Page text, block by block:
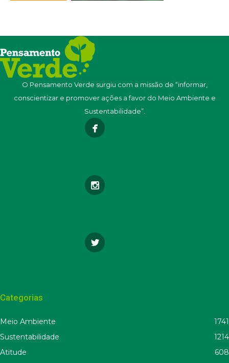
O Pensamento Verde surgiu com a missão de “informar,
conscientizar e promover ações a favor do Meio Ambiente e
Sustentabilidade”.
Categorias
Meio Ambiente
1741
Sustentabilidade
1214
Atitude
608